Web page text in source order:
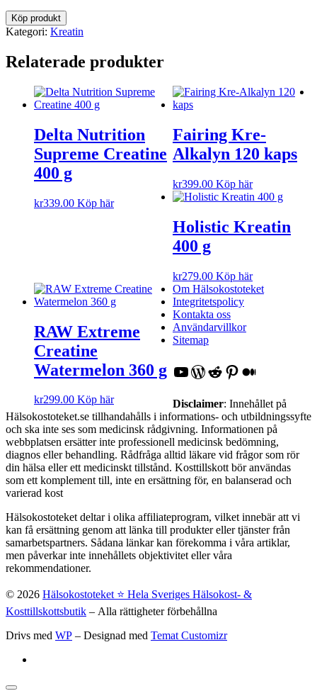
Köp produkt
Kategori: Kreatin
Relaterade produkter
Delta Nutrition
Supreme Creatine
400 g
kr339.00 Köp här
Fairing Kre-
Alkalyn 120 kaps
kr399.00 Köp här
Holistic Kreatin
400 g
kr279.00 Köp här
RAW Extreme
Creatine
Watermelon 360 g
kr299.00 Köp här
Om Hälsokostoteket
Integritetspolicy
Kontakta oss
Användarvillkor
Sitemap
YouTube
WordPress
Reddit
Pinterest
Medium
Disclaimer: Innehållet på
Hälsokostoteket.se tillhandahålls i informations- och utbildningssyfte
och ska inte ses som medicinsk rådgivning. Informationen på
webbplatsen ersätter inte professionell medicinsk bedömning,
diagnos eller behandling. Rådfråga alltid läkare vid frågor som rör
din hälsa eller ett medicinskt tillstånd. Kosttillskott bör användas
som ett komplement till, inte en ersättning för, en balanserad och
varierad kost
Hälsokostoteket deltar i olika affiliateprogram, vilket innebär att vi
kan få ersättning genom att länka till produkter eller tjänster från
samarbetspartners. Sådana länkar kan förekomma i våra artiklar,
men påverkar inte innehållets objektivitet eller våra
rekommendationer.
© 2026 Hälsokostoteket ⭐️ Hela Sveriges Hälsokost- &
Kosttillskottsbutik – Alla rättigheter förbehållna
Drivs med WP – Designad med Temat Customizr